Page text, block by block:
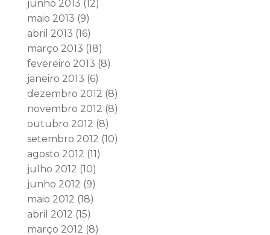
junho 2013 (12)
maio 2013 (9)
abril 2013 (16)
março 2013 (18)
fevereiro 2013 (8)
janeiro 2013 (6)
dezembro 2012 (8)
novembro 2012 (8)
outubro 2012 (8)
setembro 2012 (10)
agosto 2012 (11)
julho 2012 (10)
junho 2012 (9)
maio 2012 (18)
abril 2012 (15)
março 2012 (8)